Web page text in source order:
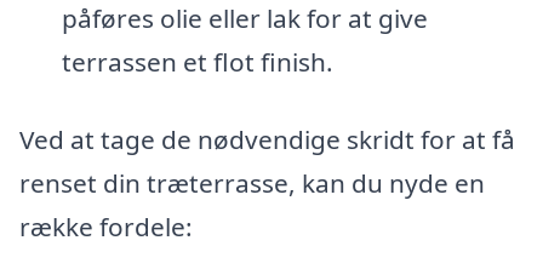
påføres olie eller lak for at give
terrassen et flot finish.
Ved at tage de nødvendige skridt for at få
renset din træterrasse, kan du nyde en
række fordele: